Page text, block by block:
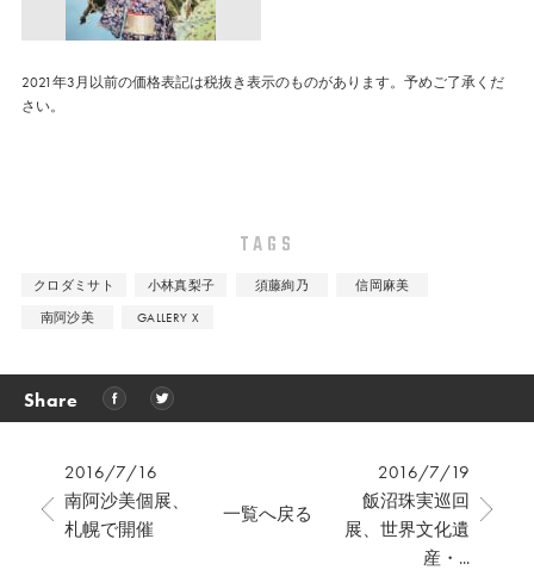
2021年3月以前の価格表記は税抜き表示のものがあります。予めご了承くだ
さい。
TAGS
クロダミサト 小林真梨子 須藤絢乃
信岡麻美
南阿沙美
GALLERY X
Share
2016/7/16
南阿沙美個展、
札幌で開催
2016/7/19
飯沼珠実巡回
展、世界文化遺
産・...
一覧へ戻る